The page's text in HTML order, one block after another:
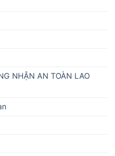
NHẬN AN TOÀN LAO